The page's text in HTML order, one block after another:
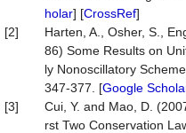
holar] [CrossRef]
[2]
Harten, A., Osher, S.,
86) Some Results on
ly Nonoscillatory
347-377. [Google
[3]
Cui, Y. and Mao, D.
rst Two Conservation